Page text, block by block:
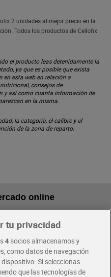
2 unidades al mejor precio en la
Todos los productos de Cellofix
el producto leas detenidamente la
ya que es posible que exista
en esta web en relación a
consejos de
y así como cuanta información de
en la misma.
la categoría, el calibre y el
de la zona de reparto.
online
a 100€
tu privacidad
4socios almacenamos y
como datos de navegación
Si seleccionas
que las tecnologías de